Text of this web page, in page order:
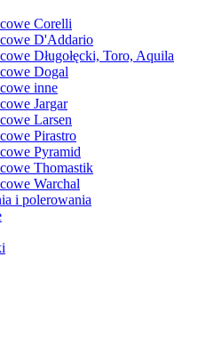
Corelli
D'Addario
Długołęcki, Toro, Aquila
Dogal
inne
Jargar
Larsen
Pirastro
Pyramid
Thomastik
Warchal
i polerowania